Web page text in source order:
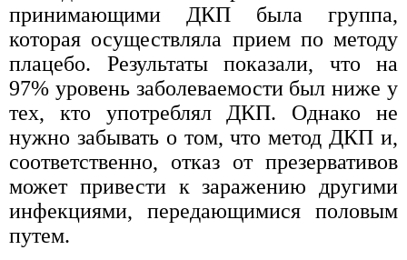
принимающими ДКП была группа,
которая осуществляла прием по методу
плацебо. Результаты показали, что на
97% уровень заболеваемости был ниже у
тех, кто употреблял ДКП. Однако не
нужно забывать о том, что метод ДКП и,
соответственно, отказ от презервативов
может привести к заражению другими
инфекциями, передающимися половым
путем.